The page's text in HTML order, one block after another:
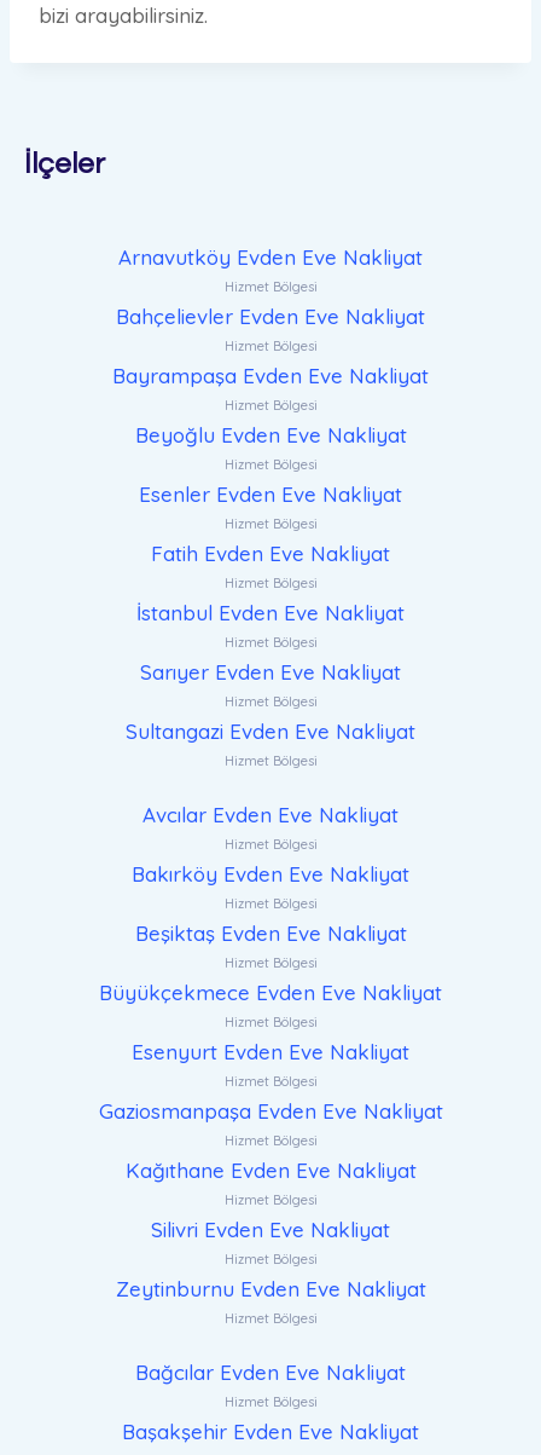
bizi arayabilirsiniz.
İlçeler
Arnavutköy Evden Eve Nakliyat
Hizmet Bölgesi
Bahçelievler Evden Eve Nakliyat
Hizmet Bölgesi
Bayrampaşa Evden Eve Nakliyat
Hizmet Bölgesi
Beyoğlu Evden Eve Nakliyat
Hizmet Bölgesi
Esenler Evden Eve Nakliyat
Hizmet Bölgesi
Fatih Evden Eve Nakliyat
Hizmet Bölgesi
İstanbul Evden Eve Nakliyat
Hizmet Bölgesi
Sarıyer Evden Eve Nakliyat
Hizmet Bölgesi
Sultangazi Evden Eve Nakliyat
Hizmet Bölgesi
Avcılar Evden Eve Nakliyat
Hizmet Bölgesi
Bakırköy Evden Eve Nakliyat
Hizmet Bölgesi
Beşiktaş Evden Eve Nakliyat
Hizmet Bölgesi
Büyükçekmece Evden Eve Nakliyat
Hizmet Bölgesi
Esenyurt Evden Eve Nakliyat
Hizmet Bölgesi
Gaziosmanpaşa Evden Eve Nakliyat
Hizmet Bölgesi
Kağıthane Evden Eve Nakliyat
Hizmet Bölgesi
Silivri Evden Eve Nakliyat
Hizmet Bölgesi
Zeytinburnu Evden Eve Nakliyat
Hizmet Bölgesi
Bağcılar Evden Eve Nakliyat
Hizmet Bölgesi
Başakşehir Evden Eve Nakliyat